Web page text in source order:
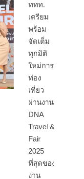
ททท.
เตรียม
พร้อม
จัดเต็ม
ทุกมิติ
ใหม่การ
ท่อง
เที่ยว
ผ่านงาน
DNA
Travel &
Fair
2025
ที่สุดของ
งาน